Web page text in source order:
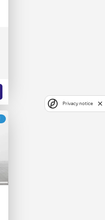
Privacy notice